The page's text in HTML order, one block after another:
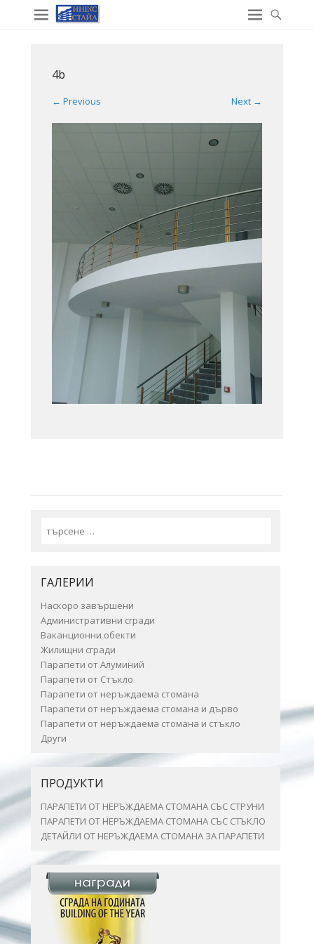
4b
← Previous Next →
ГАЛЕРИИ
Наскоро завършени
Административни сгради
Ваканционни обекти
Жилищни сгради
Парапети от Алуминий
Парапети от Стъкло
Парапети от неръждаема стомана
Парапети от неръждаема стомана и дърво
Парапети от неръждаема стомана и стъкло
Други
ПРОДУКТИ
ПАРАПЕТИ ОТ НЕРЪЖДАЕМА СТОМАНА СЪС СТРУНИ
ПАРАПЕТИ ОТ НЕРЪЖДАЕМА СТОМАНА СЪС СТЪКЛО
ДЕТАЙЛИ ОТ НЕРЪЖДАЕМА СТОМАНА ЗА ПАРАПЕТИ